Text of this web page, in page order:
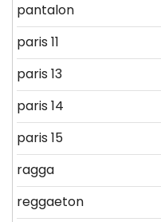
pantalon
paris 11
paris 13
paris 14
paris 15
ragga
reggaeton